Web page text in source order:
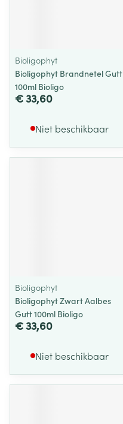
Bioligophyt
Bioligophyt Brandnetel Gutt
100ml Bioligo
€ 33,60
Niet beschikbaar
Bioligophyt
Bioligophyt Zwart Aalbes
Gutt 100ml Bioligo
€ 33,60
Niet beschikbaar